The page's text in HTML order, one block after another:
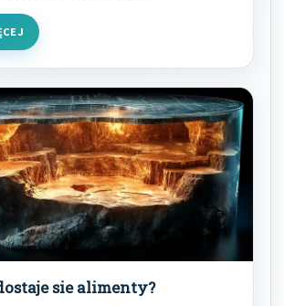
sie alimenty?